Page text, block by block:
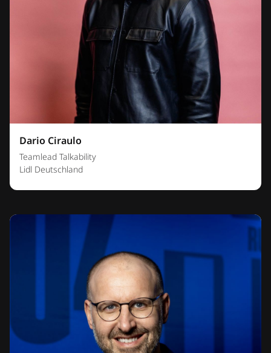
Dario Ciraulo
Teamlead Talkability
Lidl Deutschland